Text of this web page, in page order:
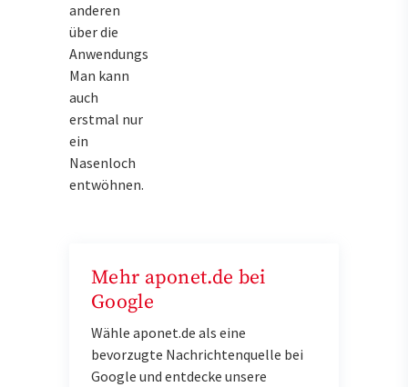
anderen
über die
Anwendungshäufigkeit.
Man kann
auch
erstmal nur
ein
Nasenloch
entwöhnen.
Mehr aponet.de bei
Google
Wähle aponet.de als eine
bevorzugte Nachrichtenquelle bei
Google und entdecke unsere